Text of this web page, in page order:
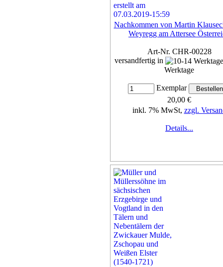
Nachkommen von Martin
Weyregg am Attersee
Art-Nr. CHR-00228
versandfertig in
Werktage
Exemplar
20,00 €
inkl. 7% MwSt, zzgl.
Details...